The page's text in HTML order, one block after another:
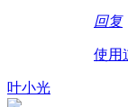
回复
使用
叶小光